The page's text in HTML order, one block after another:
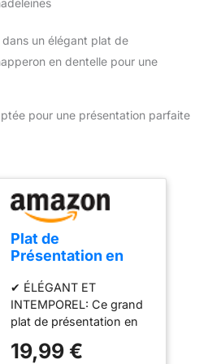
desserts pour les fêtes
famille, il garantit une
cuisson homogène pour
alimentaire : Fabriqué en
silicone alimentaire, ce
inoxydable, imperméable
et indéformable. Durable
et réutilisable, il convient
à la préparation de
diverses pâtisseries.
Plage de températures :
Ce moule à madeleines
en silicone résiste à des
températures allant de
-60 °C à 240 °C. Il peut
être utilisé au four, au
un élégant plat de
en dentelle pour une
pour une présentation parfaite
Plat de
Présentation en
Grand Plateau de
Service
Transparent, Plat à
Gâteau, Plateau
Dessert, Fromage,
✔ ÉLÉGANT ET
INTEMPOREL: Ce grand
plat de présentation en
apporte une touche
19,99 €